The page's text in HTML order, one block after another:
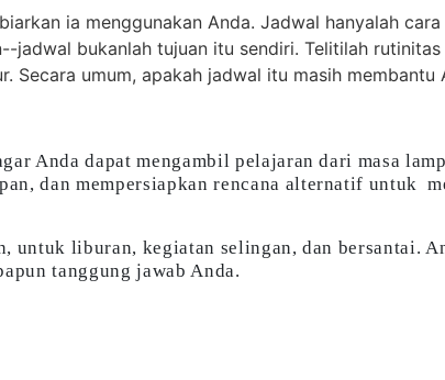
ia menggunakan Anda. Jadwal hanyalah
jadwal bukanlah tujuan itu sendiri. Telitilah rutinitas
Secara umum, apakah jadwal itu masih membantu
Anda dapat mengambil pelajaran dari masa
dan mempersiapkan rencana alternatif untuk
untuk liburan, kegiatan selingan, dan bersantai.
tanggung jawab Anda.